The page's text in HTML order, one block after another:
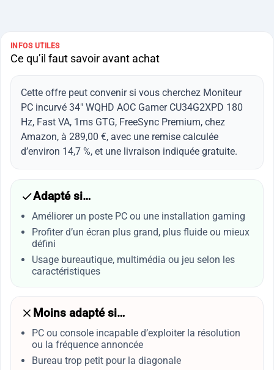
INFOS UTILES
Ce qu’il faut savoir avant achat
Cette offre peut convenir si vous cherchez Moniteur
PC incurvé 34" WQHD AOC Gamer CU34G2XPD 180
Hz, Fast VA, 1ms GTG, FreeSync Premium, chez
Amazon, à 289,00 €, avec une remise calculée
d’environ 14,7 %, et une livraison indiquée gratuite.
Adapté si…
Améliorer un poste PC ou une installation gaming
Profiter d’un écran plus grand, plus fluide ou mieux
défini
Usage bureautique, multimédia ou jeu selon les
caractéristiques
Moins adapté si…
PC ou console incapable d’exploiter la résolution
ou la fréquence annoncée
Bureau trop petit pour la diagonale